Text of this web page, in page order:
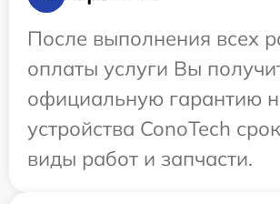
После выполнения всех
оплаты услуги Вы
официальную гарантию
устройства ConoTech
виды работ и запчасти.